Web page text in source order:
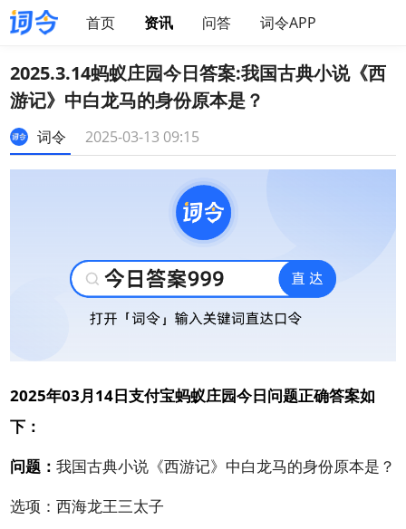
首页 资讯 问答 词令APP
2025.3.14蚂蚁庄园今日答案:我国古典小说《西
游记》中白龙马的身份原本是？
词令 2025-03-13 09:15
2025年03月14日支付宝蚂蚁庄园今日问题正确答案如
下：
问题：我国古典小说《西游记》中白龙马的身份原本是？
选项：西海龙王三太子